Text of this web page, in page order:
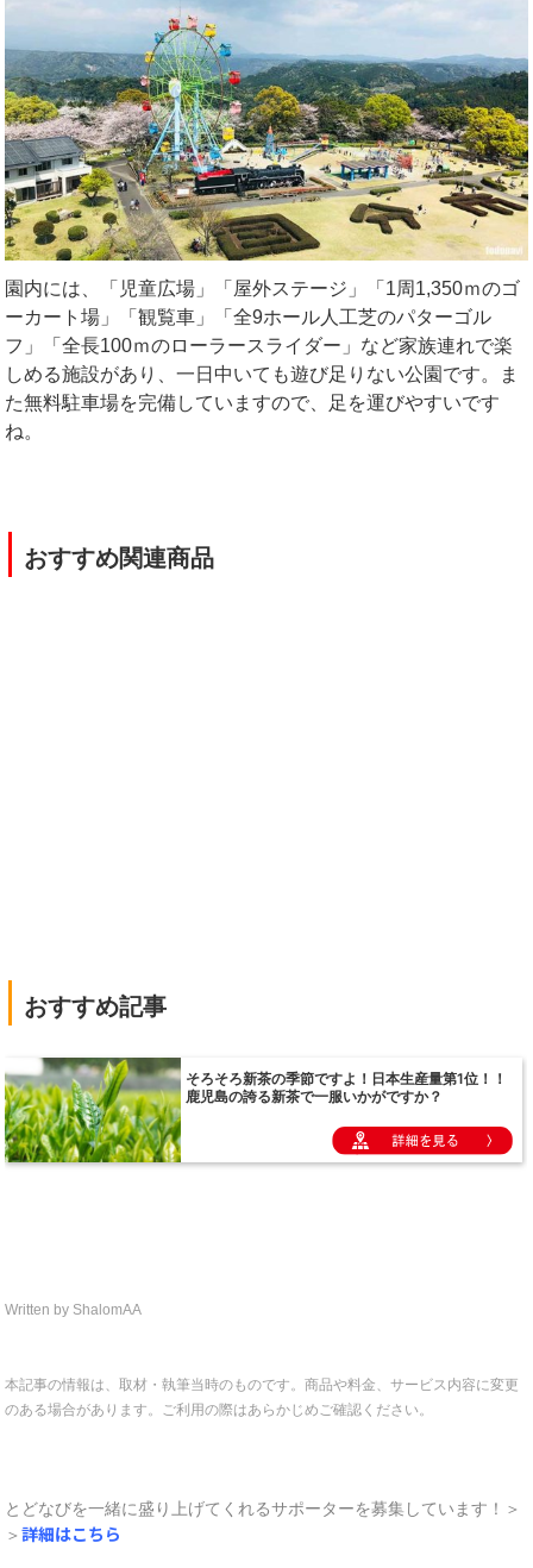
園内には、「児童広場」「屋外ステージ」「1周1,350ｍのゴ
ーカート場」「観覧車」「全9ホール人工芝のパターゴル
フ」「全長100ｍのローラースライダー」など家族連れで楽
しめる施設があり、一日中いても遊び足りない公園です。ま
た無料駐車場を完備していますので、足を運びやすいです
ね。
| おすすめ関連商品
| おすすめ記事
Written by ShalomAA
本記事の情報は、取材・執筆当時のものです。商品や料金、サービス内容に変更
のある場合があります。ご利用の際はあらかじめご確認ください。
とどなびを一緒に盛り上げてくれるサポーターを募集しています！＞
＞詳細はこちら